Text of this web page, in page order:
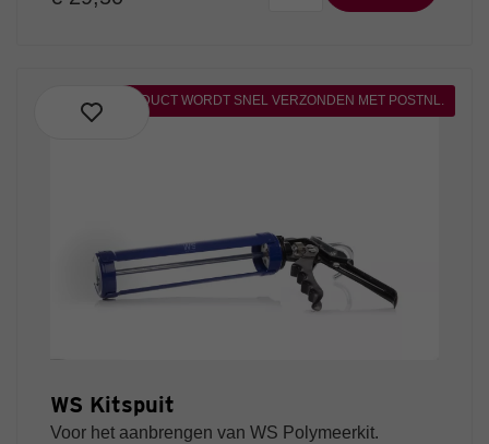
DIT PRODUCT WORDT SNEL VERZONDEN MET POSTNL.
WS Kitspuit
Voor het aanbrengen van WS Polymeerkit.